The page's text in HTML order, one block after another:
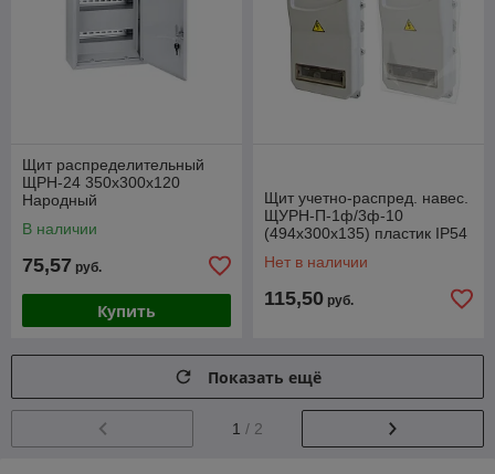
Щит распределительный
ЩРН-24 350х300х120
Народный
В наличии
75,57 руб.
Купить
Щит учетно-распред. навес.
ЩУРН-П-1ф/3ф-10
(494х300х135) пластик IP54
Нет в наличии
115,50 руб.
Показать ещё
1 / 2